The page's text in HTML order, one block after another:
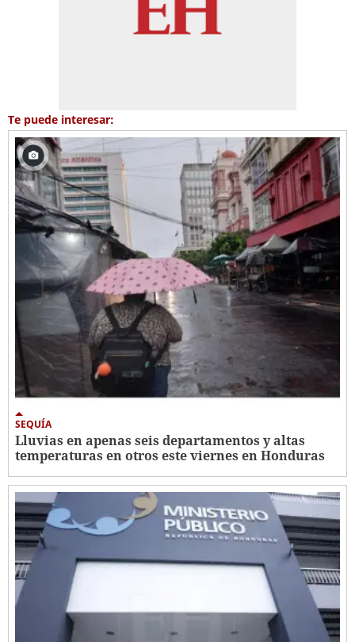
Te puede interesar:
SEQUÍA
Lluvias en apenas seis departamentos y altas
temperaturas en otros este viernes en Honduras